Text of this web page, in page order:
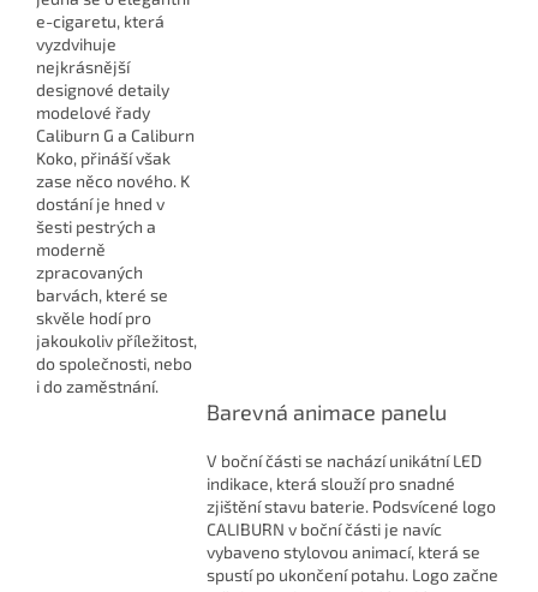
e-cigaretu, která
vyzdvihuje
nejkrásnější
designové detaily
modelové řady
Caliburn G a Caliburn
Koko, přináší však
zase něco nového. K
dostání je hned v
šesti pestrých a
moderně
zpracovaných
barvách, které se
skvěle hodí pro
jakoukoliv příležitost,
do společnosti, nebo
i do zaměstnání.
Barevná animace panelu
V boční části se nachází unikátní LED
indikace, která slouží pro snadné
zjištění stavu baterie. Podsvícené logo
CALIBURN v boční části je navíc
vybaveno stylovou animací, která se
spustí po ukončení potahu. Logo začne